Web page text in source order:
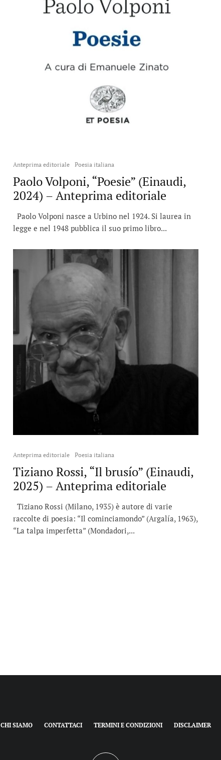
Anteprima editoriale Poesia italiana
Paolo Volponi, “Poesie” (Einaudi,
2024) – Anteprima editoriale
Paolo Volponi nasce a Urbino nel 1924. Si laurea in
legge e nel 1948 pubblica il suo primo libro...
Anteprima editoriale Poesia italiana
Tiziano Rossi, “Il brusío” (Einaudi,
2025) – Anteprima editoriale
Tiziano Rossi (Milano, 1935) è autore di varie
raccolte di poesia: “Il cominciamondo” (Argalía, 1963),
“La talpa imperfetta” (Mondadori,...
CHI SIAMO CONTATTACI TERMINI E CONDIZIONI DISCLAIMER